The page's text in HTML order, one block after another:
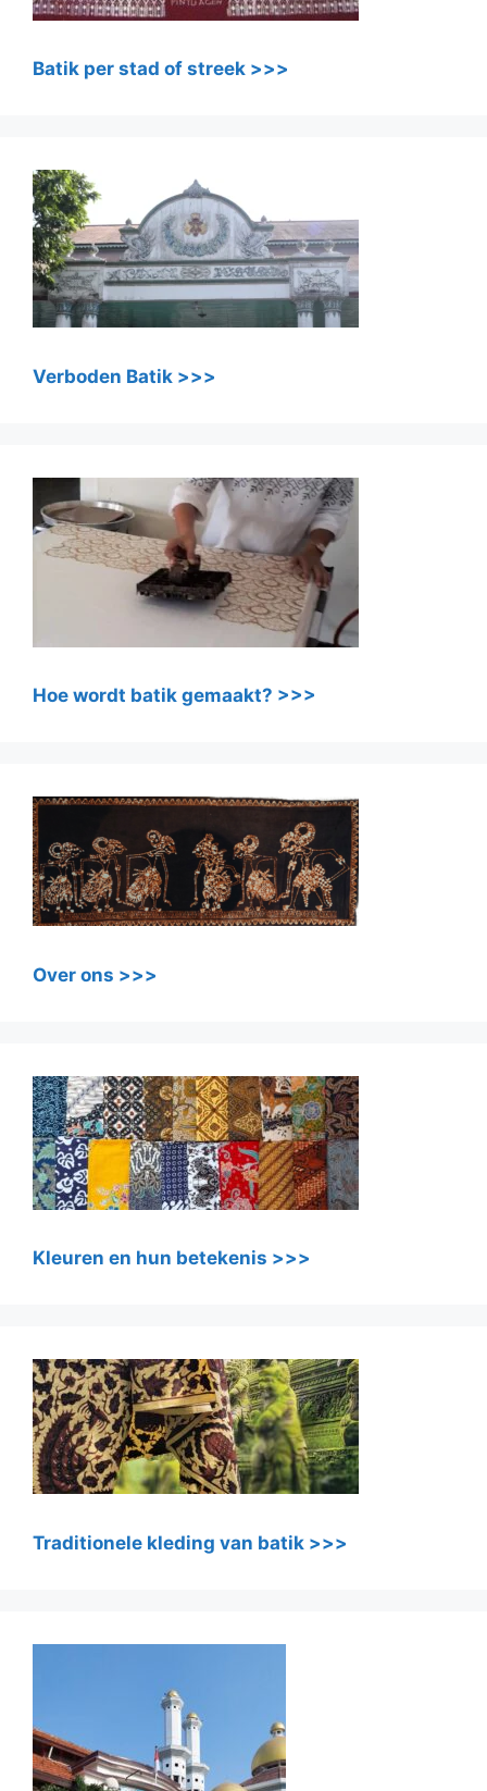
Batik per stad of streek >>>
Verboden Batik >>>
Hoe wordt batik gemaakt? >>>
Over ons >>>
Kleuren en hun betekenis >>>
Traditionele kleding van batik >>>